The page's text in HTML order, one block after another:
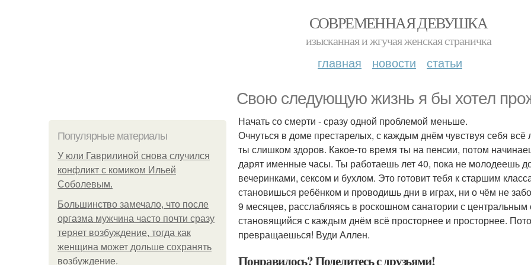
СОВРЕМЕННАЯ ДЕВУШКА
изысканная и жгучая женская страничка
главная новости статьи
Свою следующую жизнь я бы хотел
Популярные материалы
У юли Гаврилиной снова случился
конфликт с комиком Ильей
Соболевым.
Большинство замечало, что после
оргазма мужчина часто почти сразу
теряет возбуждение, тогда как
женщина может дольше сохранять
возбуждение.
Начать со смерти - сразу одной проблемой меньше.
Очнуться в доме престарелых, с каждым днём чувствуя себя
ты слишком здоров. Какое-то время ты на пенсии, потом
дарят именные часы. Ты работаешь лет 40, пока не молодеешь
вечеринками, сексом и бухлом. Это готовит тебя к старшим
становишься ребёнком и проводишь дни в играх, ни о чём не
9 месяцев, расслабляясь в роскошном санатории с
становящийся с каждым днём всё просторнее и просторнее.
превращаешься! Вуди Аллен.
Понравилось? Поделитесь с друзьями!